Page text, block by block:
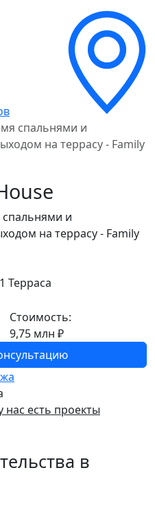
спальнями и
на террасу - Family
и
на террасу - Family
1 Терраса
Стоимость:
9,75 млн ₽
есть проекты
в